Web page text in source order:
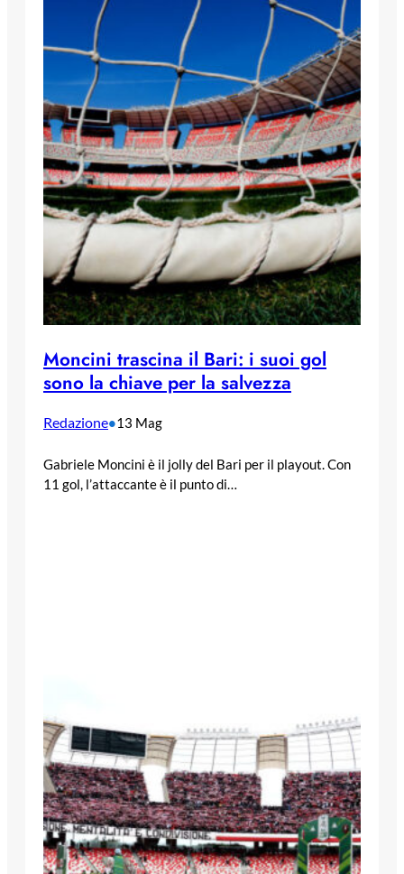
Moncini trascina il Bari: i suoi gol
sono la chiave per la salvezza
Redazione•13 Mag
Gabriele Moncini è il jolly del Bari per il playout. Con
11 gol, l’attaccante è il punto di…